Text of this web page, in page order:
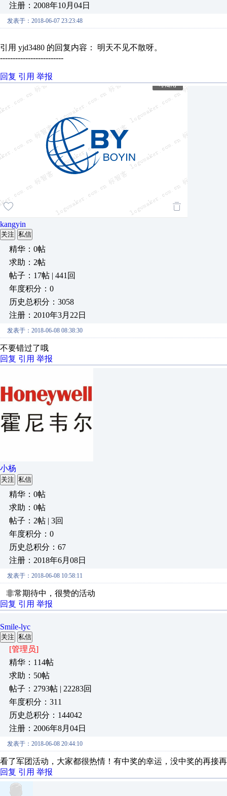
注册：2008年10月04日
发表于：2018-06-07 23:23:48
引用 yjd3480 的回复内容： 明天不见不散呀。
-------------------------
回复 引用 举报
kangyin
关注 私信
精华：0帖
求助：2帖
帖子：17帖 | 441回
年度积分：0
历史总积分：3058
注册：2010年3月22日
发表于：2018-06-08 08:38:30
不要错过了哦
回复 引用 举报
小杨
关注 私信
精华：0帖
求助：0帖
帖子：2帖 | 3回
年度积分：0
历史总积分：67
注册：2018年6月08日
发表于：2018-06-08 10:58:11
非常期待中，很赞的活动
回复 引用 举报
Smile-lyc
关注 私信
[管理员]
精华：114帖
求助：50帖
帖子：2793帖 | 22283回
年度积分：311
历史总积分：144042
注册：2006年8月04日
发表于：2018-06-08 20:44:10
看了军团活动，大家都很热情！有中奖的幸运，没中奖的再接
回复 引用 举报